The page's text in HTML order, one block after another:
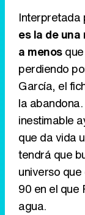
Interpretada
es la de
a menos
perdiendo
García, el
la
inestimable
que da vida
tendrá que
universo
90 en el que
agua.